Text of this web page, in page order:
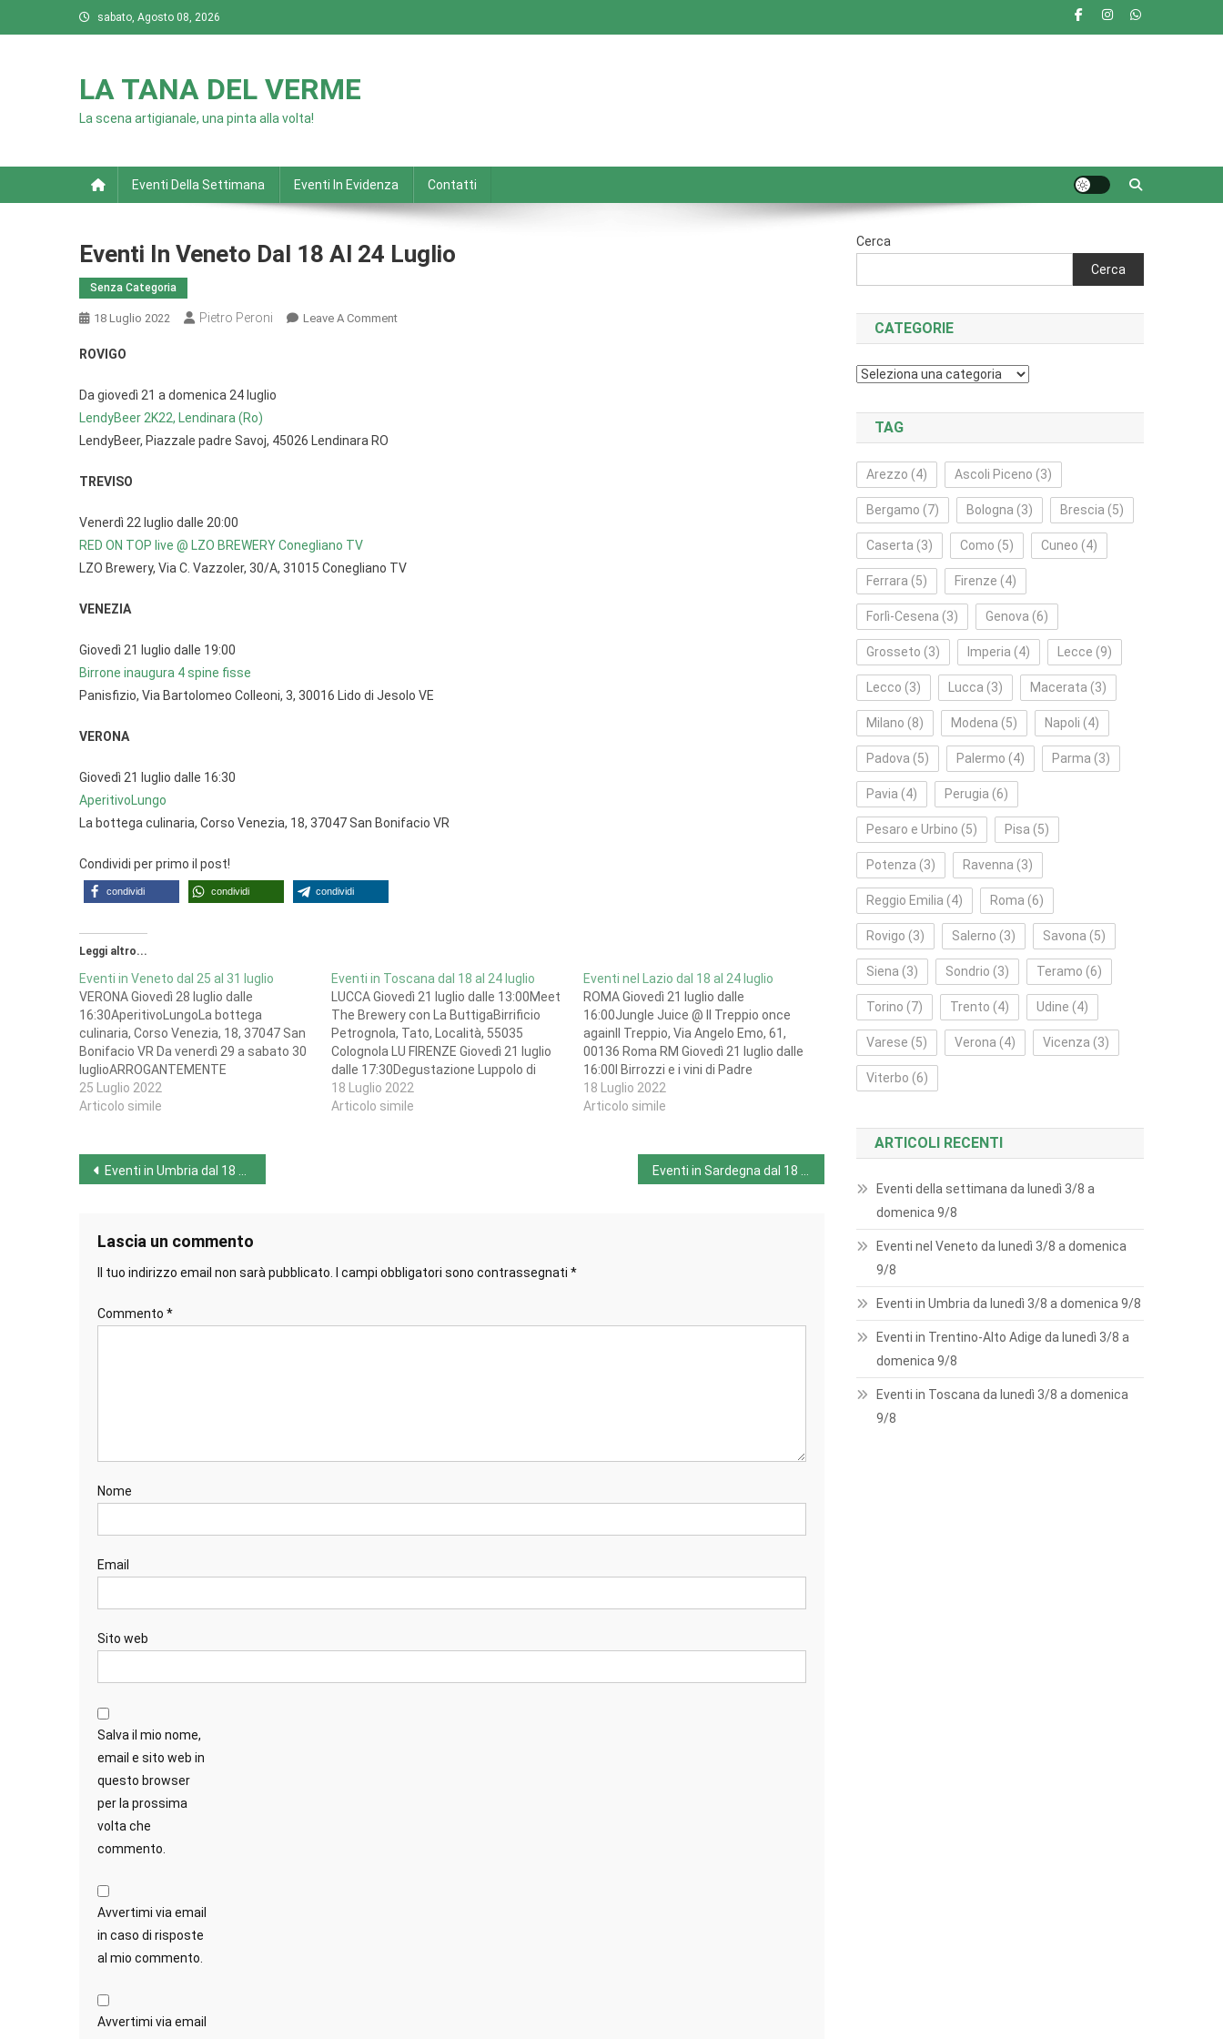
to
sabato, Agosto 08, 2026
LA TANA DEL VERME
La scena artigianale, una pinta alla volta!
Eventi Della Settimana Eventi In Evidenza Contatti
Eventi In Veneto Dal 18 Al 24 Luglio
Senza Categoria
18 Luglio 2022 Pietro Peroni Leave A CommentOn
ROVIGO
Da giovedì 21 a domenica 24 luglio
LendyBeer 2K22, Lendinara (Ro)
LendyBeer, Piazzale padre Savoj, 45026 Lendinara RO
TREVISO
Venerdì 22 luglio dalle 20:00
RED ON TOP live @ LZO BREWERY Conegliano TV
LZO Brewery, Via C. Vazzoler, 30/A, 31015 Conegliano TV
VENEZIA
Giovedì 21 luglio dalle 19:00
Birrone inaugura 4 spine fisse
Panisfizio, Via Bartolomeo Colleoni, 3, 30016 Lido di Jesolo VE
VERONA
Giovedì 21 luglio dalle 16:30
AperitivoLungo
La bottega culinaria, Corso Venezia, 18, 37047 San Bonifacio VR
Condividi per primo il post!
condividi condividi condividi
Leggi altro...
Eventi in Veneto dal 25 al 31 luglio
VERONA Giovedì 28 luglio dalle
16:30AperitivoLungoLa bottega
culinaria, Corso Venezia, 18, 37047 San
Bonifacio VR Da venerdì 29 a sabato 30
luglioARROGANTEMENTE
BIRRAArrogantemente BIRRA, Parco
comunale di Monteforte d'Alpone VR
MAIBOCKMaratonda -Craft Beer Pub-,
25 Luglio 2022
Articolo simile
Eventi in Toscana dal 18 al 24 luglio
LUCCA Giovedì 21 luglio dalle 13:00Meet
The Brewery con La ButtigaBirrificio
Petrognola, Tato, Località, 55035
Colognola LU FIRENZE Giovedì 21 luglio
dalle 17:30Degustazione Luppolo di
Mare 21 luglio7Scogli, Via Piero Cironi,
4/R, 50134 Firenze FI PRATO Giovedì 21
18 Luglio 2022
Articolo simile
Eventi nel Lazio dal 18 al 24 luglio
ROMA Giovedì 21 luglio dalle
16:00Jungle Juice @ Il Treppio once
againIl Treppio, Via Angelo Emo, 61,
00136 Roma RM Giovedì 21 luglio dalle
16:00I Birrozzi e i vini di Padre
MarcioLuppolo Station, Via Giuseppe
Parini, 4, 00152 Roma RM Da giovedì 21
18 Luglio 2022
Articolo simile
Navigazione
Eventi in Umbria dal 18 al 24 luglio
Lascia un commento
Il tuo indirizzo email non sarà pubblicato. I campi obbligatori sono contrassegnati *
Commento *
Nome
Email
Sito web
Salva il mio nome,
email e sito web in
questo browser
per la prossima
volta che
commento.
Avvertimi via email
in caso di risposte
al mio commento.
Avvertimi via email
Cerca
Cerca
CATEGORIE
Categorie
TAG
Arezzo (4) Ascoli Piceno (3)
Bergamo (7) Bologna (3) Brescia (5)
Caserta (3) Como (5) Cuneo (4)
Ferrara (5) Firenze (4)
Forlì‑Cesena (3) Genova (6)
Grosseto (3) Imperia (4) Lecce (9)
Lecco (3) Lucca (3) Macerata (3)
Milano (8) Modena (5) Napoli (4)
Padova (5) Palermo (4) Parma (3)
Pavia (4) Perugia (6)
Pesaro e Urbino (5) Pisa (5)
Potenza (3) Ravenna (3)
Reggio Emilia (4) Roma (6)
Rovigo (3) Salerno (3) Savona (5)
Siena (3) Sondrio (3) Teramo (6)
Torino (7) Trento (4) Udine (4)
Varese (5) Verona (4) Vicenza (3)
Viterbo (6)
ARTICOLI RECENTI
Eventi della settimana da lunedì 3/8 a
domenica 9/8
Eventi nel Veneto da lunedì 3/8 a domenica
9/8
Eventi in Umbria da lunedì 3/8 a domenica 9/8
Eventi in Trentino-Alto Adige da lunedì 3/8 a
domenica 9/8
Eventi in Toscana da lunedì 3/8 a domenica
9/8